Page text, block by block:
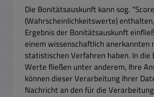
Die Bonitätsauskunft kann sog.
(Wahrscheinlichkeitswerte)
Ergebnis der Bonitätsauskunft
einem wissenschaftlich anerkannten
statistischen Verfahren haben. In die
Werte fließen unter anderem, Ihre
können dieser Verarbeitung Ihrer
Nachricht an den für die